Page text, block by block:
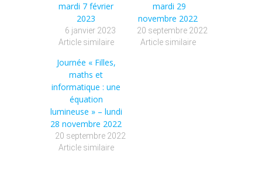
mardi 7 février
2023
6 janvier 2023
Article similaire
mardi 29
novembre 2022
20 septembre 2022
Article similaire
Journée « Filles,
maths et
informatique : une
équation
lumineuse » – lundi
28 novembre 2022
20 septembre 2022
Article similaire